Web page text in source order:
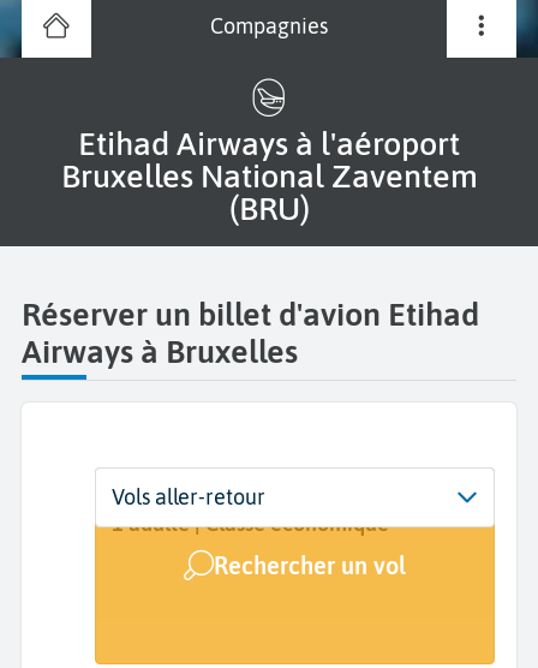
Compagnies
Etihad Airways à l'aéroport
Bruxelles National Zaventem
(BRU)
Réserver un billet d'avion Etihad
Airways à Bruxelles
Départ
Bruxelles National Zaventem (BRU)
Dates
Dates de votre voyage
Voyageurs | Classe
1 adulte | Classe économique
Rechercher un vol
Vols aller-retour